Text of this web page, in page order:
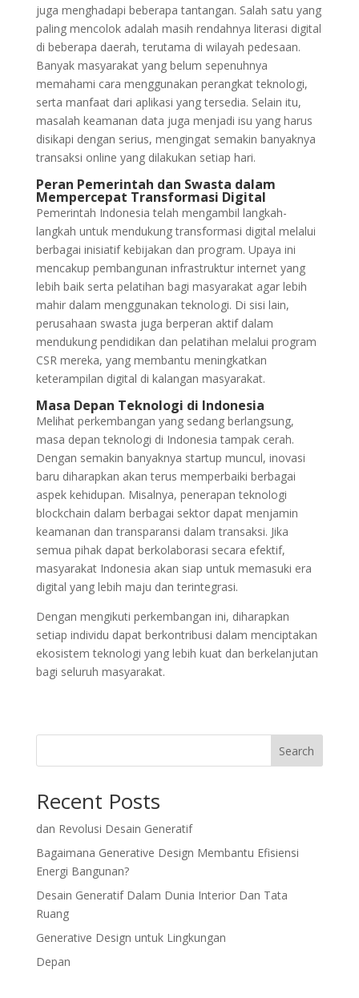
juga menghadapi beberapa tantangan. Salah satu yang
paling mencolok adalah masih rendahnya literasi digital
di beberapa daerah, terutama di wilayah pedesaan.
Banyak masyarakat yang belum sepenuhnya
memahami cara menggunakan perangkat teknologi,
serta manfaat dari aplikasi yang tersedia. Selain itu,
masalah keamanan data juga menjadi isu yang harus
disikapi dengan serius, mengingat semakin banyaknya
transaksi online yang dilakukan setiap hari.
Peran Pemerintah dan Swasta dalam
Mempercepat Transformasi Digital
Pemerintah Indonesia telah mengambil langkah-
langkah untuk mendukung transformasi digital melalui
berbagai inisiatif kebijakan dan program. Upaya ini
mencakup pembangunan infrastruktur internet yang
lebih baik serta pelatihan bagi masyarakat agar lebih
mahir dalam menggunakan teknologi. Di sisi lain,
perusahaan swasta juga berperan aktif dalam
mendukung pendidikan dan pelatihan melalui program
CSR mereka, yang membantu meningkatkan
keterampilan digital di kalangan masyarakat.
Masa Depan Teknologi di Indonesia
Melihat perkembangan yang sedang berlangsung,
masa depan teknologi di Indonesia tampak cerah.
Dengan semakin banyaknya startup muncul, inovasi
baru diharapkan akan terus memperbaiki berbagai
aspek kehidupan. Misalnya, penerapan teknologi
blockchain dalam berbagai sektor dapat menjamin
keamanan dan transparansi dalam transaksi. Jika
semua pihak dapat berkolaborasi secara efektif,
masyarakat Indonesia akan siap untuk memasuki era
digital yang lebih maju dan terintegrasi.
Dengan mengikuti perkembangan ini, diharapkan
setiap individu dapat berkontribusi dalam menciptakan
ekosistem teknologi yang lebih kuat dan berkelanjutan
bagi seluruh masyarakat.
Search
Recent Posts
dan Revolusi Desain Generatif
Bagaimana Generative Design Membantu Efisiensi
Energi Bangunan?
Desain Generatif Dalam Dunia Interior Dan Tata
Ruang
Generative Design untuk Lingkungan
Depan